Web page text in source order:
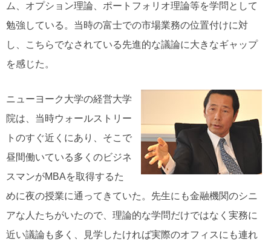
ム、オプション理論、ポートフォリオ理論等を学問として
勉強している。当時の富士での市場業務の位置付けに対
し、こちらでなされている先進的な議論に大きなギャップ
を感じた。
ニューヨーク大学の経営大学
院は、当時ウォールストリー
トのすぐ近くにあり、そこで
昼間働いている多くのビジネ
スマンがMBAを取得するた
めに夜の授業に通ってきていた。先生にも金融機関のシニ
アな人たちがいたので、理論的な学問だけではなく実務に
近い議論も多く、見学したければ実際のオフィスにも連れ